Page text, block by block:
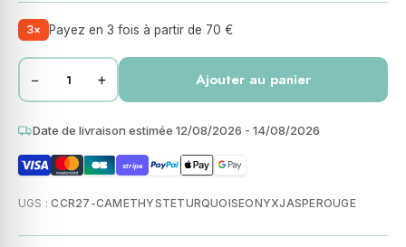
3× Payez en 3 fois à partir de 70 €
− + Ajouter au panier
Date de livraison estimée 12/08/2026 - 14/08/2026
stripe
UGS :CCR27-CAMETHYSTETURQUOISEONYXJASPEROUGE